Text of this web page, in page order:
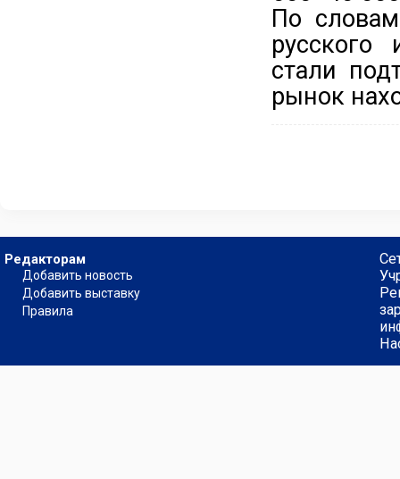
По
русского
стали
рынок
Редакторам
Добавить новость
Добавить выставку
Правила